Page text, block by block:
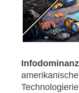
Infodominanz